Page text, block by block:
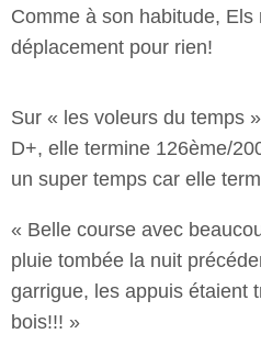
Comme à son habitude, Els
déplacement pour rien!
Sur « les voleurs du temps
D+, elle termine 126ème/
un super temps car elle
« Belle course avec
pluie tombée la nuit
garrigue, les appuis étaient
bois!!! »